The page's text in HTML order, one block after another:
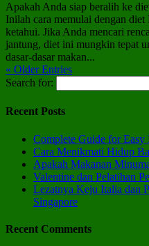
Apakah Anda siap beralih ke
Inilah cara memulai dengan
ketahui. Jika Anda mencari
jantung, diet ini mungkin tepat
dasar-dasar makan...
« Older Entries
Search for:
Recent Posts
Complete Guide for Easy
Cara Menikmati Hidup
Apakah Makanan
Valentine dan Pelatihan
Lezatnya Keju Italia dan
Singapore
Recent Comments